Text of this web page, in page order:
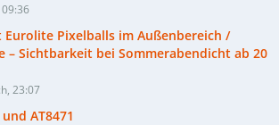
Eurolite Pixelballs im Außenbereich /
– Sichtbarkeit bei Sommerabendicht ab 20
23:07
AT8471